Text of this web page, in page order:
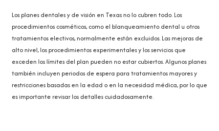
Los planes dentales y de visión en Texas no lo cubren todo. Los
procedimientos cosméticos, como el blanqueamiento dental u otros
tratamientos electivos, normalmente están excluidos. Las mejoras de
alto nivel, los procedimientos experimentales y los servicios que
exceden los límites del plan pueden no estar cubiertos. Algunos planes
también incluyen periodos de espera para tratamientos mayores y
restricciones basadas en la edad o en la necesidad médica, por lo que
es importante revisar los detalles cuidadosamente.